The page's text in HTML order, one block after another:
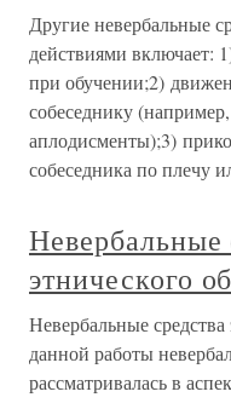
Другие невербальные
действиями включает:
при обучении;2)
собеседнику (например,
аплодисменты);3)
собеседника по плечу
Невербальные
этнического
Невербальные
данной работы
рассматривалась в